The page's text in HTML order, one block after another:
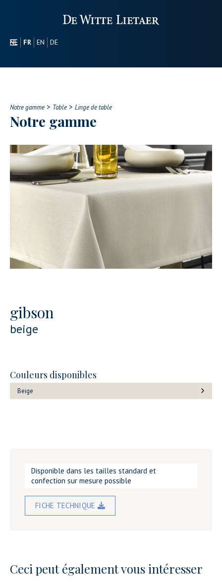
NL FR EN
DE
NOTRE GAMME
CONTACT
Notre gamme > Table > Linge de table
Notre gamme
gibson
beige
Couleurs disponibles
Beige
Disponible dans les tailles standard et
confection sur mesure possible
FICHE TECHNIQUE
Ceci peut également vous intéresser